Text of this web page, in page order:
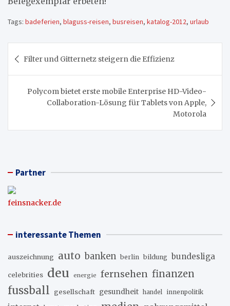
Tags: badeferien, blaguss-reisen, busreisen, katalog-2012, urlaub
Filter und Gitternetz steigern die Effizienz
Polycom bietet erste mobile Enterprise HD-Video-
Collaboration-Lösung für Tablets von Apple,
Motorola
Partner
feinsnacker.de
interessante Themen
auszeichnung auto banken berlin bildung bundesliga
celebrities deu energie fernsehen finanzen
fussball gesellschaft gesundheit handel innenpolitik